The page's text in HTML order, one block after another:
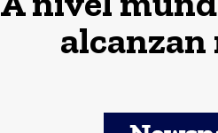
alcanzan